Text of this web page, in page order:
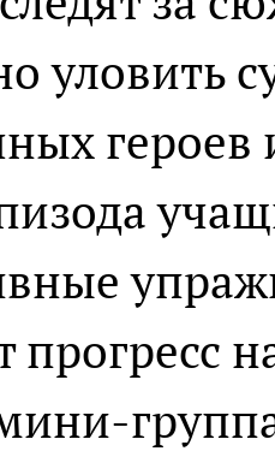
уловить
героев
прогресс